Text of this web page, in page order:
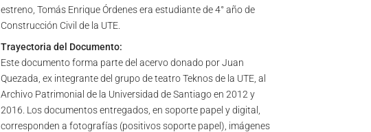
estreno, Tomás Enrique Órdenes era estudiante de 4° año de
Construcción Civil de la UTE.
Trayectoria del Documento:
Este documento forma parte del acervo donado por Juan
Quezada, ex integrante del grupo de teatro Teknos de la UTE, al
Archivo Patrimonial de la Universidad de Santiago en 2012 y
2016. Los documentos entregados, en soporte papel y digital,
corresponden a fotografías (positivos soporte papel), imágenes